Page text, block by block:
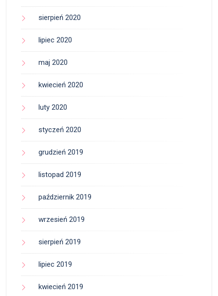
sierpień 2020
lipiec 2020
maj 2020
kwiecień 2020
luty 2020
styczeń 2020
grudzień 2019
listopad 2019
październik 2019
wrzesień 2019
sierpień 2019
lipiec 2019
kwiecień 2019